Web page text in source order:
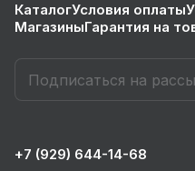
КаталогУсловия оплаты
МагазиныГарантия на
+7 (929) 644-14-68